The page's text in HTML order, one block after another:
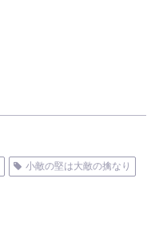
小敵の堅は大敵の擒なり